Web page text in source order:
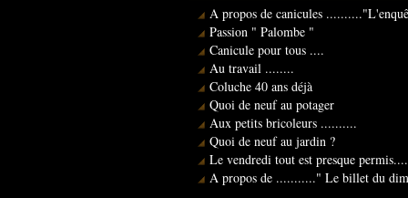
A propos de canicules
Passion " Palombe "
Canicule pour tous ....
Au travail ........
Coluche 40 ans déjà
Quoi de neuf au potager
Aux petits bricoleurs ..........
Quoi de neuf au jardin ?
Le vendredi tout est presque
A propos de ..........." Le billet du